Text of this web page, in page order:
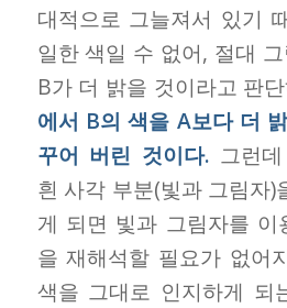
대적으로 그늘져서 있기
일한 색일 수 없어, 절대
B가 더 밝을 것이라고 판
에서 B의 색을 A보다 더
꾸어 버린 것이다. 그런
흰 사각 부분(빛과 그림자)
게 되면 빛과 그림자를 이
을 재해석할 필요가 없어
색을 그대로 인지하게 되